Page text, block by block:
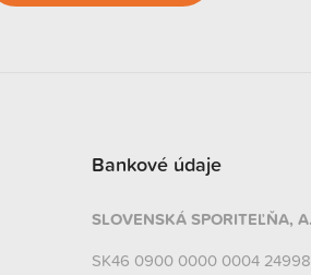
Bankové údaje
SLOVENSKÁ SPORITEĽŇA,
SK46 0900 0000 0004